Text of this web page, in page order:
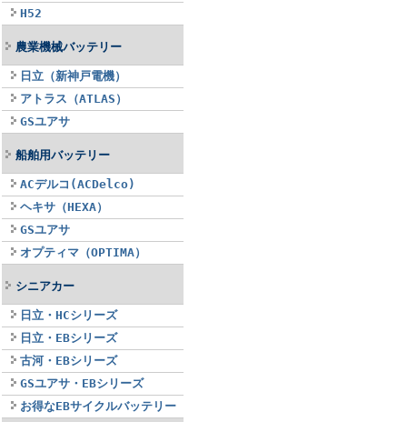
H52
農業機械バッテリー
日立（新神戸電機）
アトラス（ATLAS）
GSユアサ
船舶用バッテリー
ACデルコ(ACDelco)
ヘキサ（HEXA）
GSユアサ
オプティマ（OPTIMA）
シニアカー
日立・HCシリーズ
日立・EBシリーズ
古河・EBシリーズ
GSユアサ・EBシリーズ
お得なEBサイクルバッテリー